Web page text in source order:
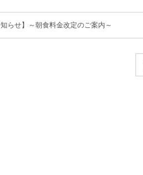
知らせ】～朝食料金改定のご案内～